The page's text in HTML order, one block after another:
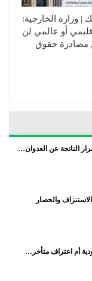
| وزارة الخارجية:
أو عالمي لن
مصادرة حقوق
الناتجة عن العدوان…
12 عاماً من الاستنزاف والحصار
أم اعتراف متأخر…